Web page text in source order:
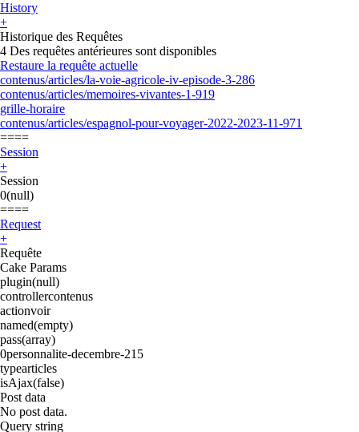
History
+
Historique des Requêtes
4 Des requêtes antérieures sont disponibles
Restaure la requête actuelle
contenus/articles/la-voie-agricole-iv-episode-3-286
contenus/articles/memoires-vivantes-1-919
grille-horaire
contenus/articles/espagnol-pour-voyager-2022-2023-11-971
====
Session
+
Session
0(null)
====
Request
+
Requête
Cake Params
plugin(null)
controllercontenus
actionvoir
named(empty)
pass(array)
0personnalite-decembre-215
typearticles
isAjax(false)
Post data
No post data.
Query string